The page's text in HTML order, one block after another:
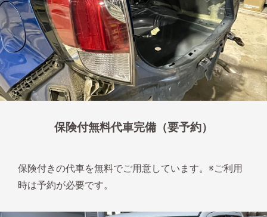
保険付無料代車完備（要予約）
保険付きの代車を無料でご用意しています。※ご利用
時は予約が必要です。